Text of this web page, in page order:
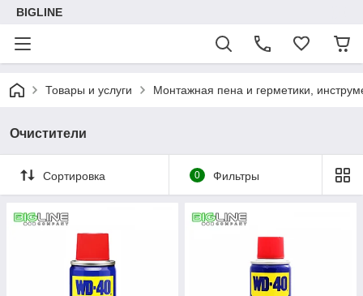
BIGLINE
Товары и услуги Монтажная пена и герметики,
Очистители
Сортировка 0 Фильтры